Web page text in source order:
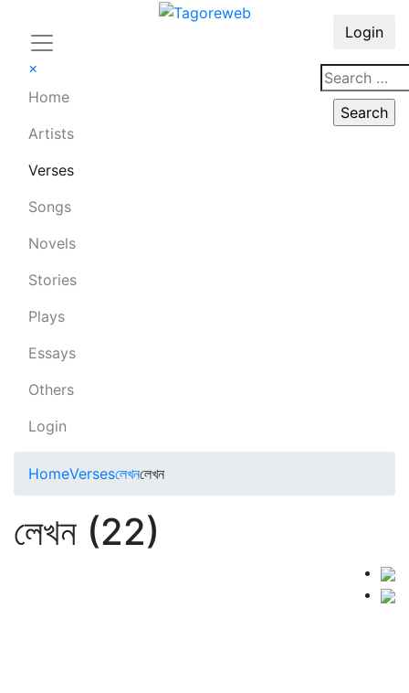
×
Home
Artists
Verses
Songs
Novels
Stories
Plays
Essays
Others
Login
Login
HomeVersesলেখনলেখন
লেখন (22)